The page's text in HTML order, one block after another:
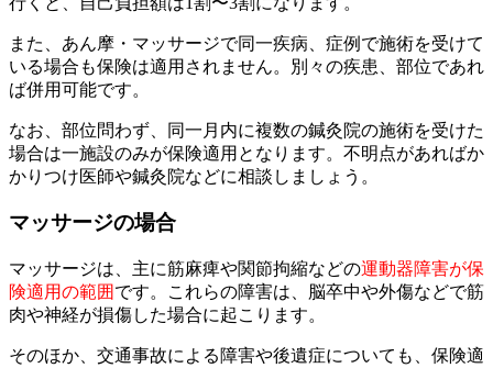
また、あん摩・マッサージで同一疾病、症例で施術を受けて
いる場合も保険は適用されません。別々の疾患、部位であれ
ば併用可能です。
なお、部位問わず、同一月内に複数の鍼灸院の施術を受けた
場合は一施設のみが保険適用となります。不明点があればか
かりつけ医師や鍼灸院などに相談しましょう。
マッサージの場合
マッサージは、主に筋麻痺や関節拘縮などの運動器障害が保
険適用の範囲 です。これらの障害は、脳卒中や外傷などで筋
肉や神経が損傷した場合に起こります。
そのほか、交通事故による障害や後遺症についても、保険適